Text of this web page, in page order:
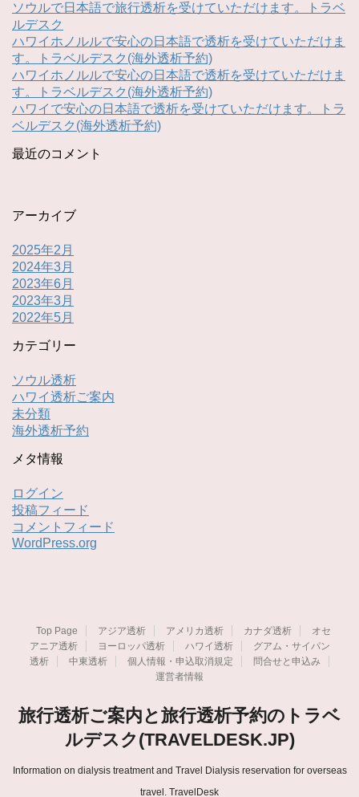
ソウルで日本語で旅行透析を受けていただけます。トラベ
ルデスク
ハワイホノルルで安心の日本語で透析を受けていただけま
す。トラベルデスク(海外透析予約)
ハワイホノルルで安心の日本語で透析を受けていただけま
す。トラベルデスク(海外透析予約)
ハワイで安心の日本語で透析を受けていただけます。トラ
ベルデスク(海外透析予約)
最近のコメント
アーカイブ
2025年2月
2024年3月
2023年6月
2023年3月
2022年5月
カテゴリー
ソウル透析
ハワイ透析ご案内
未分類
海外透析予約
メタ情報
ログイン
投稿フィード
コメントフィード
WordPress.org
Top Page アジア透析 アメリカ透析 カナダ透析
オセ
アニア透析
ヨーロッパ透析 ハワイ透析
グアム・サイパン
透析
中東透析 個人情報・申込取消規定
問合せと申込み
運営者情報
旅行透析ご案内と旅行透析予約のトラベ
ルデスク(TRAVELDESK.JP)
Information on dialysis treatment and Travel Dialysis reservation for overseas
travel. TravelDesk